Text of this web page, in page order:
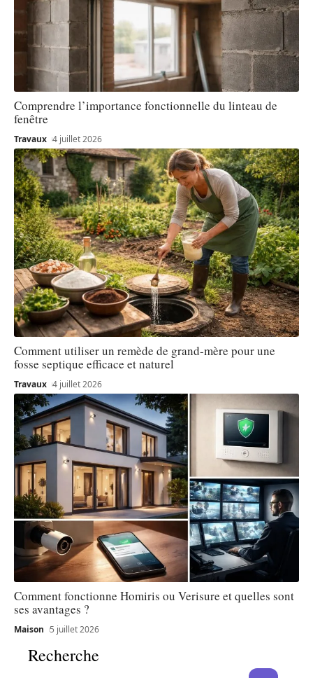
Comprendre l’importance fonctionnelle du linteau de
fenêtre
Travaux 4 juillet 2026
Comment utiliser un remède de grand-mère pour une
fosse septique efficace et naturel
Travaux 4 juillet 2026
Comment fonctionne Homiris ou Verisure et quelles sont
ses avantages ?
Maison 5 juillet 2026
Recherche